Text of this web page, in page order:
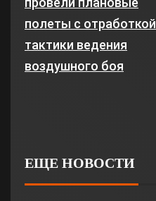
полеты с отработкой
тактики ведения
воздушного боя
ЕЩЕ НОВОСТИ